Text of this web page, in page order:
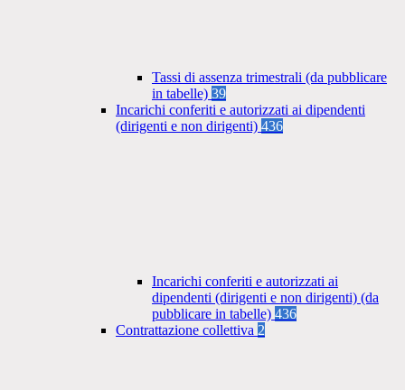
Tassi di assenza trimestrali (da pubblicare
in tabelle) 39
Incarichi conferiti e autorizzati ai dipendenti
(dirigenti e non dirigenti) 436
Incarichi conferiti e autorizzati ai
dipendenti (dirigenti e non dirigenti) (da
pubblicare in tabelle) 436
Contrattazione collettiva 2